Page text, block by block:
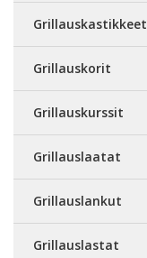
Grillauskastikkeet
Grillauskorit
Grillauskurssit
Grillauslaatat
Grillauslankut
Grillauslastat